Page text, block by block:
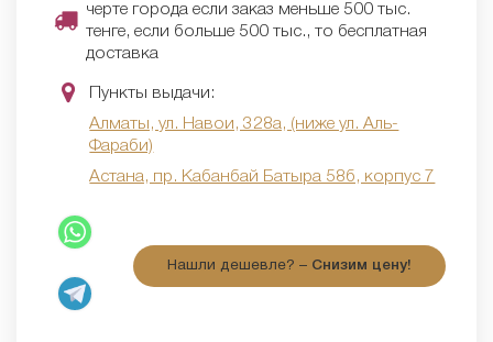
черте города если заказ меньше 500 тыс.
тенге, если больше 500 тыс., то бесплатная
доставка
Пункты выдачи:
Алматы, ул. Навои, 328а, (ниже ул. Аль-
Фараби)
Астана, пр. Кабанбай Батыра 58б, корпус 7
Нашли дешевле? – Снизим цену!